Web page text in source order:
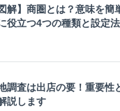
図解】商圏とは？意味を簡
役立つ4つの種類と設定法
調査は出店の要！重要性
説します